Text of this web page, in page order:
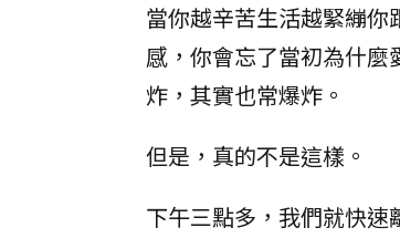
當你越辛苦生活越緊繃
感，你會忘了當初為什
炸，其實也常爆炸。
但是，真的不是這樣。
下午三點多，我們就快